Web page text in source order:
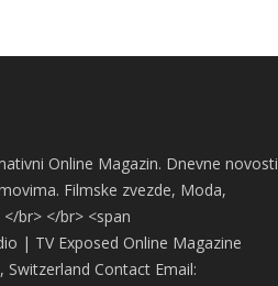
Online Magazin. Dnevne novosti
Filmske zvezde, Moda,
br> </br> <span
| TV Exposed Online Magazine
Switzerland Contact Email: